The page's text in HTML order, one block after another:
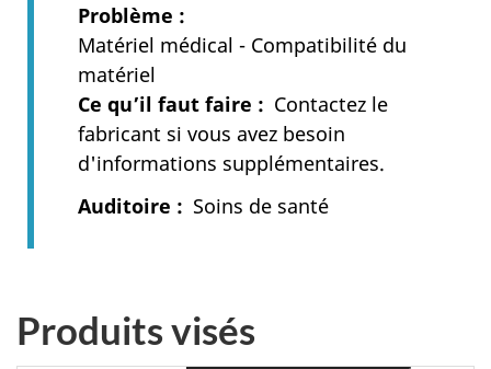
Problème
Matériel médical - Compatibilité du
matériel
Ce qu’il faut faire
Contactez le
fabricant si vous avez besoin
d'informations supplémentaires.
Auditoire
Soins de santé
Produits visés